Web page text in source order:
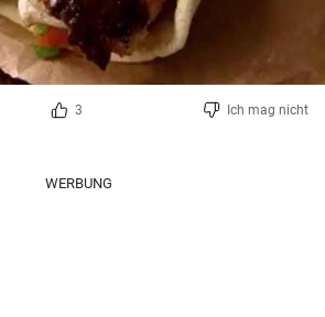
3 Ich mag nicht
WERBUNG